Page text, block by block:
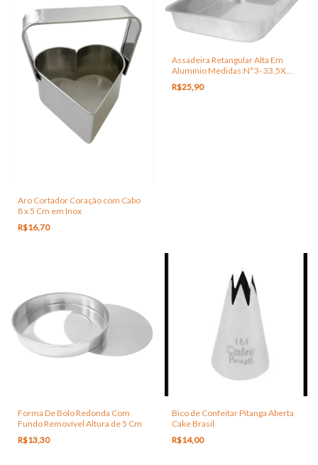
Aro Cortador Coração com Cabo
8 x 5 Cm em Inox
R$16,70
Assadeira Retangular Alta Em
Alumínio Medidas:N°3- 33,5X
24X 5,0cm
R$25,90
Forma De Bolo Redonda Com
Fundo Removível Altura de 5 Cm
R$13,30
Bico de Confeitar Pitanga Aberta
Cake Brasil
R$14,00